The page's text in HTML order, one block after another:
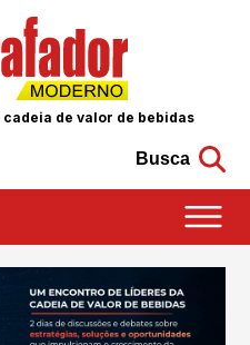
cadeia de valor de bebidas
Busca